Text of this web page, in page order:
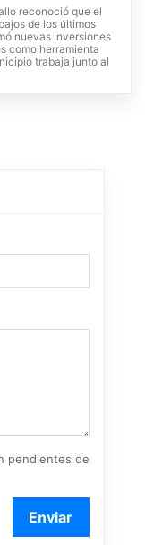
reconoció que el
de los últimos
nuevas inversiones
como herramienta
trabaja junto al
pendientes de
Enviar